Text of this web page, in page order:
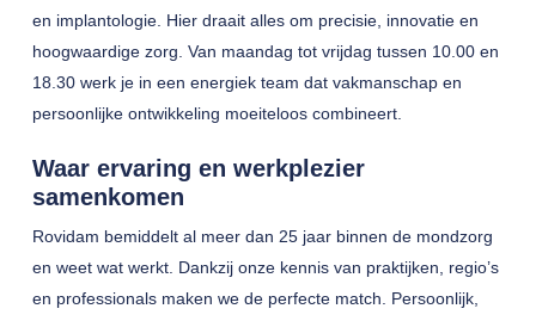
en implantologie. Hier draait alles om precisie, innovatie en
hoogwaardige zorg. Van maandag tot vrijdag tussen 10.00 en
18.30 werk je in een energiek team dat vakmanschap en
persoonlijke ontwikkeling moeiteloos combineert.
Waar ervaring en werkplezier
samenkomen
Rovidam bemiddelt al meer dan 25 jaar binnen de mondzorg
en weet wat werkt. Dankzij onze kennis van praktijken, regio’s
en professionals maken we de perfecte match. Persoonlijk,